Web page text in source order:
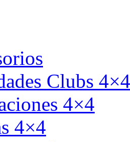
Clubs 4×4
4×4
4×4